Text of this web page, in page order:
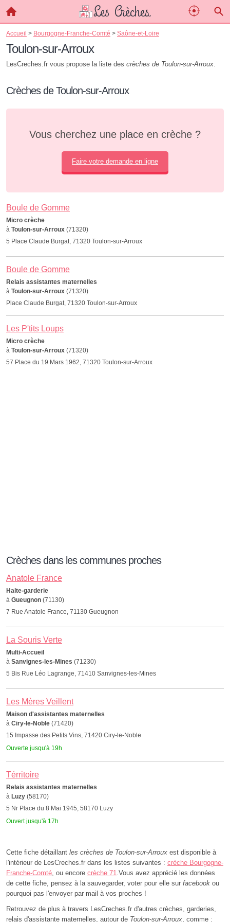
Accueil > Bourgogne-Franche-Comté > Saône-et-Loire
Toulon-sur-Arroux
LesCreches.fr vous propose la liste des crèches de Toulon-sur-Arroux.
Crèches de Toulon-sur-Arroux
Vous cherchez une place en crèche ?
Faire votre demande en ligne
Boule de Gomme
Micro crèche
à Toulon-sur-Arroux (71320)
5 Place Claude Burgat, 71320 Toulon-sur-Arroux
Boule de Gomme
Relais assistantes maternelles
à Toulon-sur-Arroux (71320)
Place Claude Burgat, 71320 Toulon-sur-Arroux
Les P'tits Loups
Micro crèche
à Toulon-sur-Arroux (71320)
57 Place du 19 Mars 1962, 71320 Toulon-sur-Arroux
Crèches dans les communes proches
Anatole France
Halte-garderie
à Gueugnon (71130)
7 Rue Anatole France, 71130 Gueugnon
La Souris Verte
Multi-Accueil
à Sanvignes-les-Mines (71230)
5 Bis Rue Léo Lagrange, 71410 Sanvignes-les-Mines
Les Mères Veillent
Maison d'assistantes maternelles
à Ciry-le-Noble (71420)
15 Impasse des Petits Vins, 71420 Ciry-le-Noble
Ouverte jusqu'à 19h
Térritoire
Relais assistantes maternelles
à Luzy (58170)
5 Nr Place du 8 Mai 1945, 58170 Luzy
Ouvert jusqu'à 17h
Cette fiche détaillant les crèches de Toulon-sur-Arroux est disponible à
l'intérieur de LesCreches.fr dans les listes suivantes : crèche Bourgogne-
Franche-Comté, ou encore crèche 71.Vous avez apprécié les données
de cette fiche, pensez à la sauvegarder, voter pour elle sur facebook ou
pourquoi pas l'envoyer par mail à vos proches !
Retrouvez de plus à travers LesCreches.fr d'autres crèches, garderies,
relais d'assistante maternelles, autour de Toulon-sur-Arroux, comme :